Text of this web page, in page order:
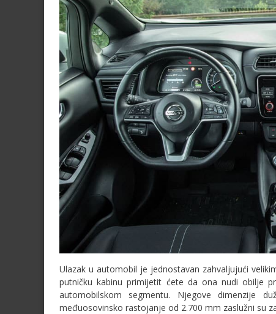
Ulazak u automobil je jednostavan zahvaljujući
putničku kabinu primijetit ćete da ona nudi obilje
automobilskom segmentu. Njegove dimenzije
međuosovinsko rastojanje od 2.700 mm zaslužni su